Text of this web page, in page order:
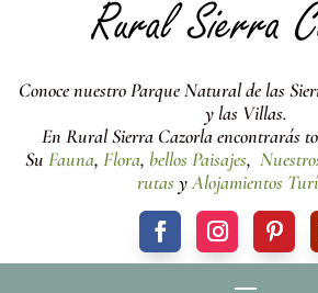
Conoce nuestro Parque Natural de las
y las Villas.
En Rural Sierra Cazorla encontrarás
Su Fauna, Flora, bellos Paisajes,
rutasyAlojamientos